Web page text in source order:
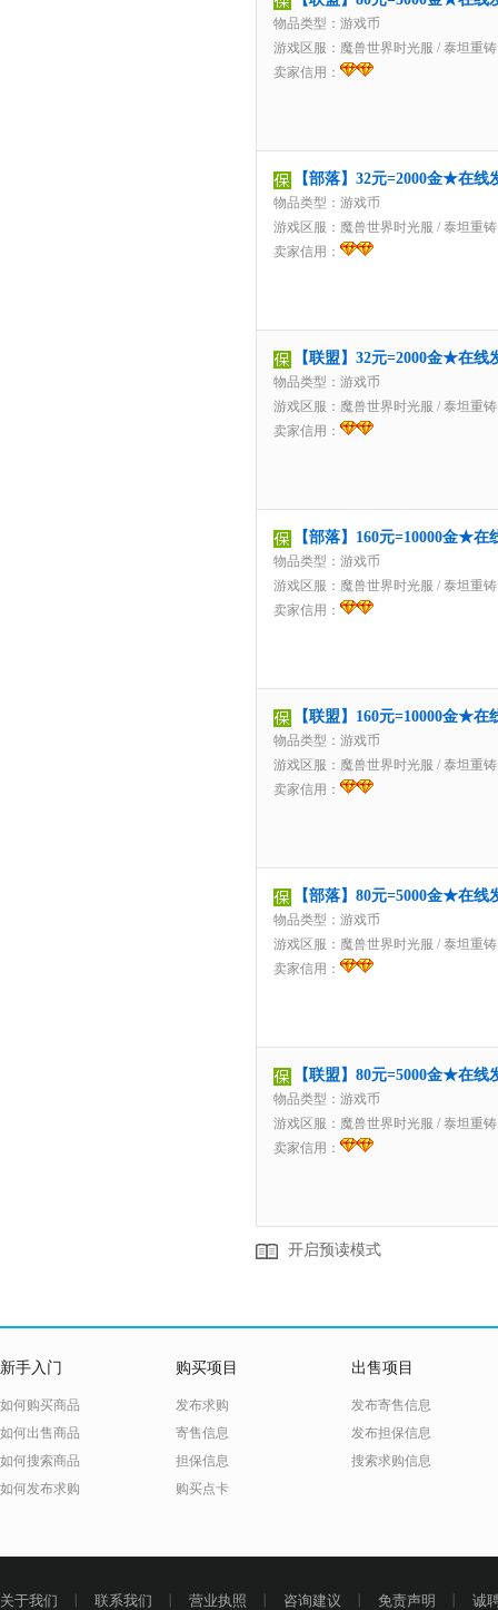
物品类型：游戏币
游戏区服： 魔兽世界时光服 / 泰坦重铸
卖家信用：
【部落】32元=2000金★在
物品类型：游戏币
游戏区服： 魔兽世界时光服 / 泰坦重铸
卖家信用：
【联盟】32元=2000金★在
物品类型：游戏币
游戏区服： 魔兽世界时光服 / 泰坦重铸
卖家信用：
【部落】160元=10000金★
物品类型：游戏币
游戏区服： 魔兽世界时光服 / 泰坦重铸
卖家信用：
【联盟】160元=10000金★
物品类型：游戏币
游戏区服： 魔兽世界时光服 / 泰坦重铸
卖家信用：
【部落】80元=5000金★在
物品类型：游戏币
游戏区服： 魔兽世界时光服 / 泰坦重铸
卖家信用：
【联盟】80元=5000金★在
物品类型：游戏币
游戏区服： 魔兽世界时光服 / 泰坦重铸
卖家信用：
开启预读模式
新手入门
如何购买商品
如何出售商品
如何搜索商品
如何发布求购
购买项目
发布求购
寄售信息
担保信息
购买点卡
出售项目
发布寄售信息
发布担保信息
搜索求购信息
关于我们 联系我们 营业执照 咨询建议 免责声明 诚